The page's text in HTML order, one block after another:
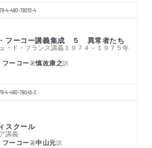
4-480-79051-4
フーコー講義集成 ５ 異常者たち
・ド・フランス講義１９７４－１９７５年
フーコー著慎改康之訳
4-480-79045-3
スクール
講義
フーコー著中山元訳